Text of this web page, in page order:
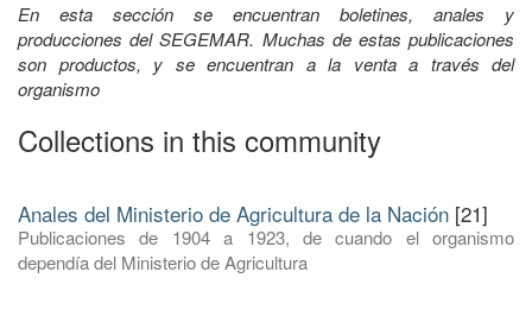
En esta sección se encuentran boletines, anales y
producciones del SEGEMAR. Muchas de estas publicaciones
son productos, y se encuentran a la venta a través del
organismo
Collections in this community
Anales del Ministerio de Agricultura de la Nación [21]
Publicaciones de 1904 a 1923, de cuando el organismo
dependía del Ministerio de Agricultura